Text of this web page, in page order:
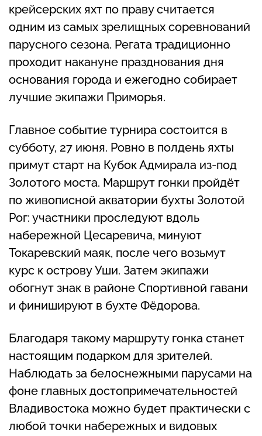
крейсерских яхт по праву считается
одним из самых зрелищных соревнований
парусного сезона. Регата традиционно
проходит накануне празднования дня
основания города и ежегодно собирает
лучшие экипажи Приморья.
Главное событие турнира состоится в
субботу, 27 июня. Ровно в полдень яхты
примут старт на Кубок Адмирала из-под
Золотого моста. Маршрут гонки пройдёт
по живописной акватории бухты Золотой
Рог: участники проследуют вдоль
набережной Цесаревича, минуют
Токаревский маяк, после чего возьмут
курс к острову Уши. Затем экипажи
обогнут знак в районе Спортивной гавани
и финишируют в бухте Фёдорова.
Благодаря такому маршруту гонка станет
настоящим подарком для зрителей.
Наблюдать за белоснежными парусами на
фоне главных достопримечательностей
Владивостока можно будет практически с
любой точки набережных и видовых